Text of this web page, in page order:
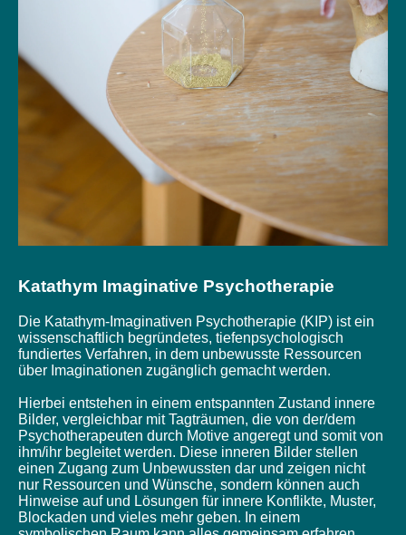
Katathym Imaginative Psychotherapie
Die Katathym-Imaginativen Psychotherapie (KIP) ist ein
wissenschaftlich begründetes, tiefenpsychologisch
fundiertes Verfahren, in dem unbewusste Ressourcen
über Imaginationen zugänglich gemacht werden.
Hierbei entstehen in einem entspannten Zustand innere
Bilder, vergleichbar mit Tagträumen, die von der/dem
Psychotherapeuten durch Motive angeregt und somit von
ihm/ihr begleitet werden. Diese inneren Bilder stellen
einen Zugang zum Unbewussten dar und zeigen nicht
nur Ressourcen und Wünsche, sondern können auch
Hinweise auf und Lösungen für innere Konflikte, Muster,
Blockaden und vieles mehr geben. In einem